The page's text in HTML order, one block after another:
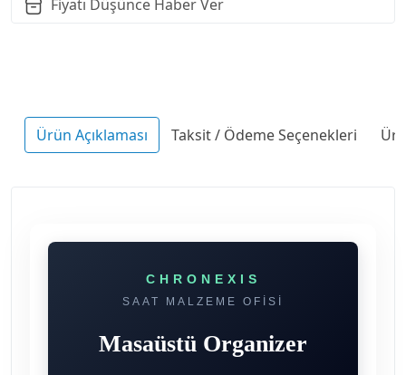
Fiyatı Düşünce Haber Ver
Ürün Açıklaması Taksit / Ödeme Seçenekleri
CHRONEXIS
SAAT MALZEME OFİSİ
Masaüstü Organizer